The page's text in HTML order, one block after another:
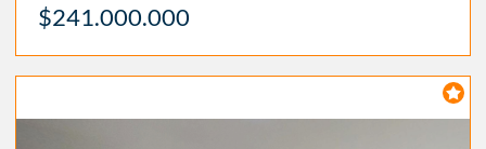
$241.000.000